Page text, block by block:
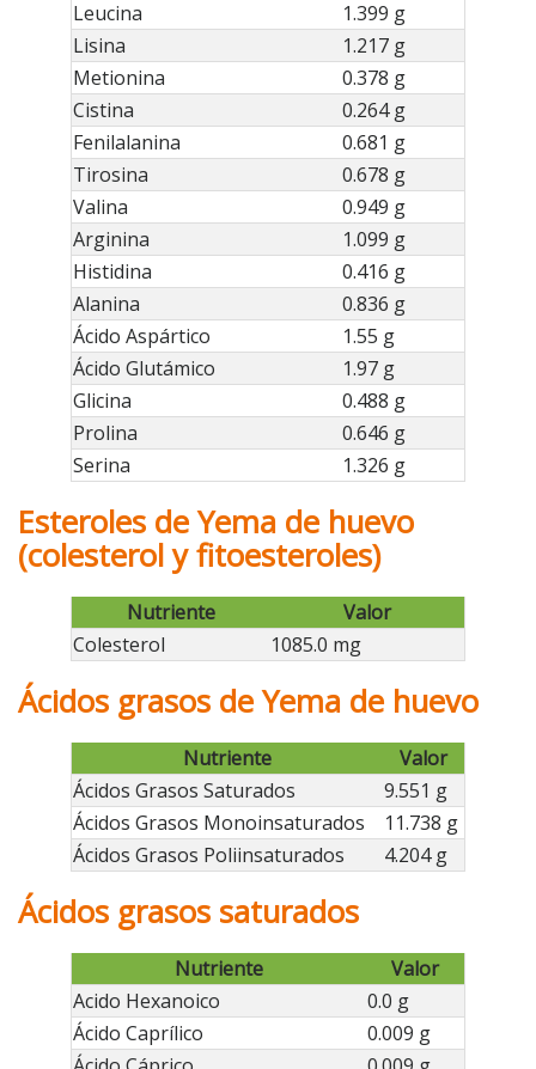
Leucina
1.399 g
Lisina
1.217 g
Metionina
0.378 g
Cistina
0.264 g
Fenilalanina
0.681 g
Tirosina
0.678 g
Valina
0.949 g
Arginina
1.099 g
Histidina
0.416 g
Alanina
0.836 g
Ácido Aspártico
1.55 g
Ácido Glutámico
1.97 g
Glicina
0.488 g
Prolina
0.646 g
Serina
1.326 g
Esteroles de Yema de huevo
(colesterol y fitoesteroles)
Nutriente
Valor
Colesterol
1085.0 mg
Ácidos grasos de Yema de huevo
Nutriente
Valor
Ácidos Grasos Saturados
9.551 g
Ácidos Grasos Monoinsaturados
11.738 g
Ácidos Grasos Poliinsaturados
4.204 g
Ácidos grasos saturados
Nutriente
Valor
Acido Hexanoico
0.0 g
Ácido Caprílico
0.009 g